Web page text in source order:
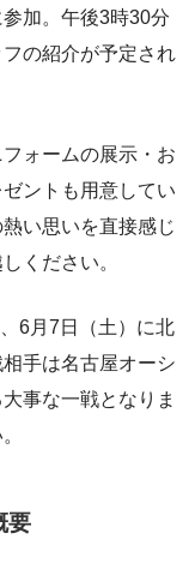
加。午後3時30分
の紹介が予定され
ォームの展示・お
ントも用意してい
い思いを直接感じ
ください。
6月7日（土）に北
手は名古屋オーシ
事な一戦となりま
要